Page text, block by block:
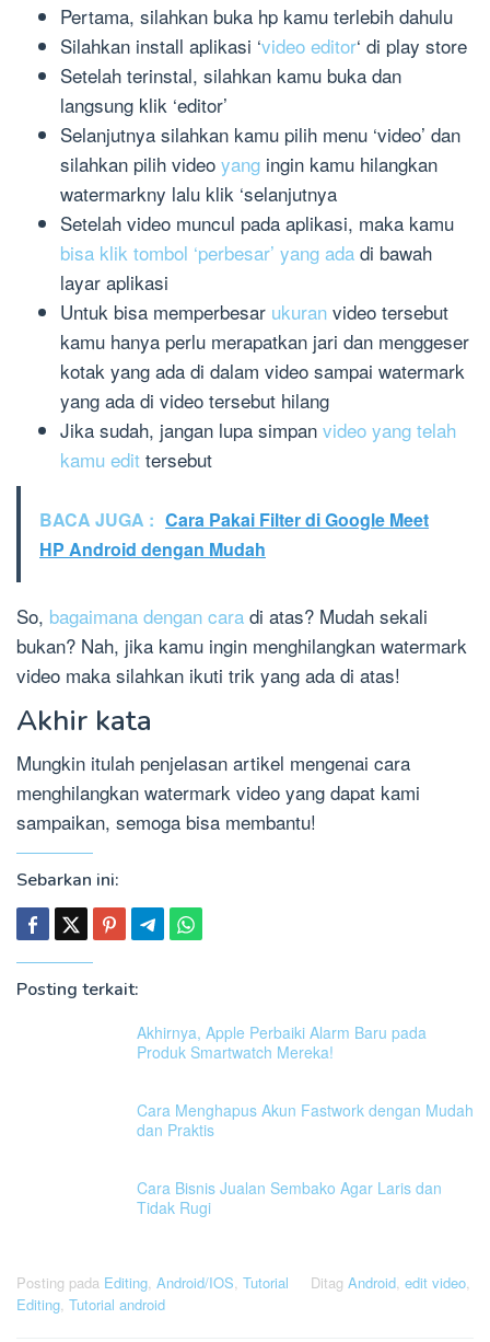
Pertama, silahkan buka hp kamu terlebih dahulu
Silahkan install aplikasi ‘video editor‘ di play store
Setelah terinstal, silahkan kamu buka dan
langsung klik ‘editor’
Selanjutnya silahkan kamu pilih menu ‘video’ dan
silahkan pilih video yang ingin kamu hilangkan
watermarkny lalu klik ‘selanjutnya
Setelah video muncul pada aplikasi, maka kamu
bisa klik tombol ‘perbesar’ yang ada di bawah
layar aplikasi
Untuk bisa memperbesar ukuran video tersebut
kamu hanya perlu merapatkan jari dan menggeser
kotak yang ada di dalam video sampai watermark
yang ada di video tersebut hilang
Jika sudah, jangan lupa simpan video yang telah
kamu edit tersebut
BACA JUGA : Cara Pakai Filter di Google Meet
HP Android dengan Mudah
So, bagaimana dengan cara di atas? Mudah sekali
bukan? Nah, jika kamu ingin menghilangkan watermark
video maka silahkan ikuti trik yang ada di atas!
Akhir kata
Mungkin itulah penjelasan artikel mengenai cara
menghilangkan watermark video yang dapat kami
sampaikan, semoga bisa membantu!
Sebarkan ini:
Posting terkait:
Akhirnya, Apple Perbaiki Alarm Baru pada
Produk Smartwatch Mereka!
Cara Menghapus Akun Fastwork dengan Mudah
dan Praktis
Cara Bisnis Jualan Sembako Agar Laris dan
Tidak Rugi
Posting pada Editing, Android/IOS, Tutorial Ditag Android, edit video,
Editing, Tutorial android